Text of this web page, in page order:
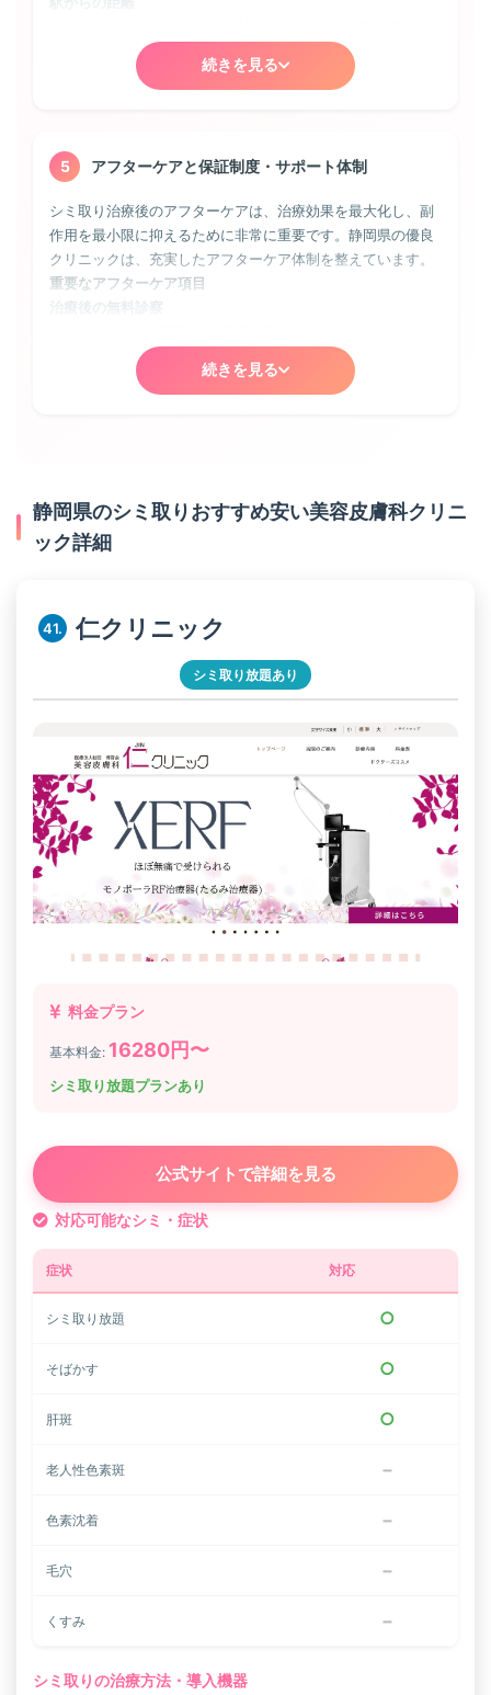
ーザーによる複数回の治療が必要で、3〜6回程度の照射で改
善が期待できます。
初回カウンセリングで医師が直接シミの種類を診断して
くれるか、複数の治療機器を揃えているか、症例写真を
1回 15,000円〜40,000円
⚠️ 料金に関する注意点
初診料・再診料の有無（静岡県では無料のクリニックも多
数）
麻酔代が別途必要か（表面麻酔で3,000円程度）
アフターケア用品の費用（保湿剤や日焼け止めなど）
キャンセル料の規定（当日キャンセルで施術料の30〜
💡 静岡県でお得に治療を受けるコツ：
モニター募集、平日限定プラン、学割・シニア割、ペア
は多くのクリニックが集中しており、雨の日でも地下通路で
アクセスできる場所もあります
療していることも
週末しか時間が取れない方には必須条件。静岡県では土日も
診療しているクリニックが増えています
予約の取りやすさ
人気クリニックは予約が取りにくいことも。オンライン予約
静岡県で車通院を考えている方は、提携駐車場や駐車料金サ
プライバシーへの配慮
完全個室での施術、他の患者と顔を合わせない動線設計な
ど、静岡県の高級クリニックではプライバシーに配慮した造
静岡県での通院計画：
レーザー治療後は日焼けNGなので、日差しが弱い秋冬
に治療を始める方が多いです。また、ダウンタイムを考
慮して、大切なイベントの2〜3ヶ月前には治療を完了さ
続きを見る
5 アフターケアと保証制度・サポート体制
シミ取り治療後のアフターケアは、治療効果を最大化し、副
作用を最小限に抑えるために非常に重要です。静岡県の優良
クリニックは、充実したアフターケア体制を整えています。
重要なアフターケア項目
れるか。静岡県の良心的なクリニックでは、心配な時はいつ
でも診察してくれます
レーザー治療後に一時的にシミが濃くなることがあり、適切
な対処が必要。静岡県の経験豊富なクリニックなら、トラブ
ル時の対応もスムーズです
薬を適切に処方してくれるか
保証制度の確認ポイント
一定期間内にシミが再発した場合の無料再治療や、効果が不
クでは「満足保証」を設けています。
🎁 アフターケア用品の提供
治療後に必要な保湿剤、日焼け止め、美白化粧品などを無料
または優待価格で提供。正しいスキンケア指導も重要です。
📸 経過写真の管理
定期的に写真撮影を行い、治療効果を客観的に評価。静岡県
の先進的なクリニックでは、専用アプリで経過を管理できる
ことも。
他院での治療に満足できなかった場合の修正治療に対応して
長期的なメンテナンス体制
県で長期的にお付き合いできるクリニックを選ぶことが大切
です。定期的なメンテナンス治療の割引制度や、会員制度に
初回カウンセリング時に、アフターケアについて詳しく
説明してくれるクリニックは信頼できます。料金だけで
なく、トータルサポートの充実度で選ぶことが、満足度
の高い治療につながります。
続きを見る
静岡県のシミ取りおすすめ安い美容皮膚科クリニ
ック詳細
41. 仁クリニック
シミ取り放題あり
料金プラン
基本料金: 16280円〜
シミ取り放題プランあり
公式サイトで詳細を見る
対応可能なシミ・症状
症状 対応
シミ取り放題 ○
そばかす ○
肝斑 ○
老人性色素斑 −
色素沈着 −
毛穴 −
くすみ −
シミ取りの治療方法・導入機器